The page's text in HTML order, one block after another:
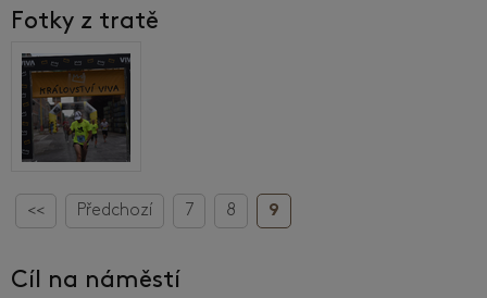
Fotky z tratě
<< Předchozí 7 8 9
Cíl na náměstí